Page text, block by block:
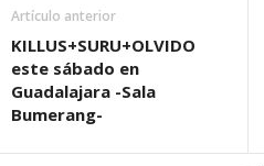
Artículo anterior
KILLUS+SURU+OLVIDO
este sábado en
Guadalajara -Sala
Bumerang-